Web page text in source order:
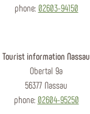
phone: 02603-94150
Tourist information Nassau
Obertal 9a
56377 Nassau
phone: 02604-95250